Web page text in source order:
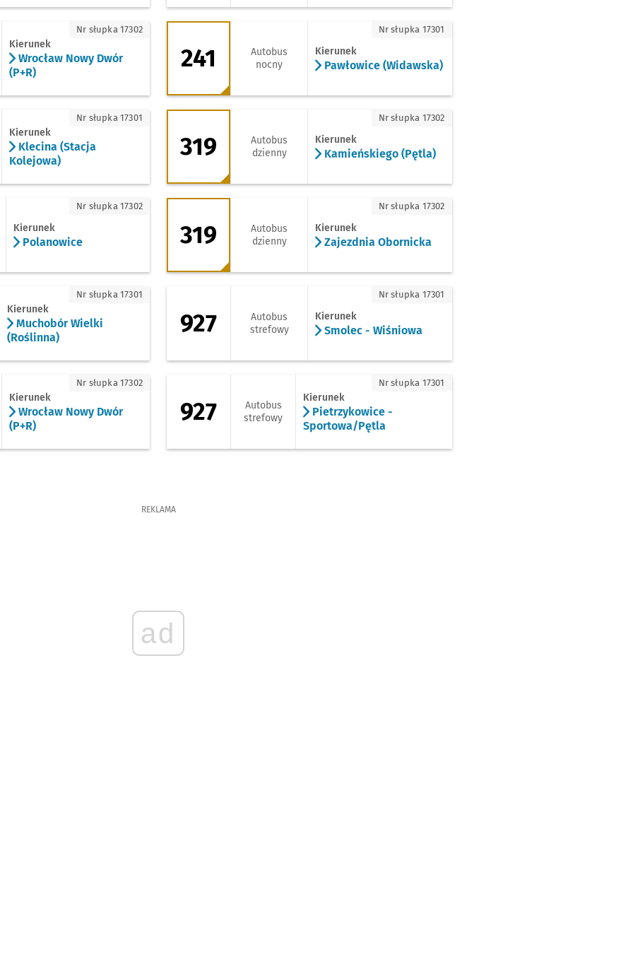
Nowy Dwór (P+R)
Kierunek
Wrocław Nowy Dwór
(P+R)
Nr słupka 17302 241 - kierunek Pawłowice (Widawska)
241
Autobus
nocny
Kierunek
Pawłowice (Widawska)
Nr słupka 17301
(Stacja Kolejowa)
Kierunek
Klecina (Stacja
Kolejowa)
Nr słupka 17301 319 - kierunek Kamieńskiego (Pętla)
319
Autobus
dzienny
Kierunek
Kamieńskiego (Pętla)
Nr słupka 17302
Kierunek
Polanowice
Nr słupka 17302 319 - kierunek Zajezdnia Obornicka
319
Autobus
dzienny
Kierunek
Zajezdnia Obornicka
Nr słupka 17302
Wielki (Roślinna)
Kierunek
Muchobór Wielki
(Roślinna)
Nr słupka 17301 927 - kierunek Smolec - Wiśniowa
927
Autobus
strefowy
Kierunek
Smolec - Wiśniowa
Nr słupka 17301
Nowy Dwór (P+R)
Kierunek
Wrocław Nowy Dwór
(P+R)
Nr słupka 17302 927 - kierunek Pietrzykowice - Sportowa/Pętla
927
Autobus
strefowy
Kierunek
Pietrzykowice -
Sportowa/Pętla
Nr słupka 17301
REKLAMA
ad